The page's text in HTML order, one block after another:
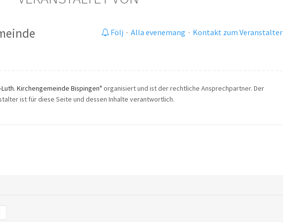
Följ · Alla evenemang · Kontakt zum Veranstalter
Luth. Kirchengemeinde Bispingen" organisiert und ist der rechtliche Ansprechpartner. Der
ist für diese Seite und dessen Inhalte verantwortlich.